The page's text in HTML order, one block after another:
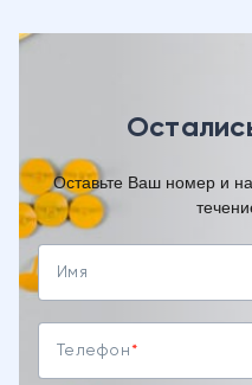
Оставьте Ваш номер и
Имя
Телефон